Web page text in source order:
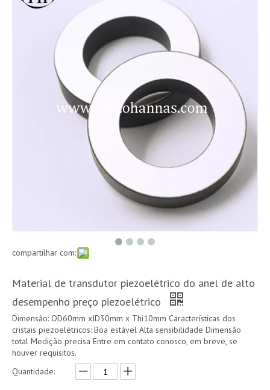
compartilhar com:
Material de transdutor piezoelétrico do anel de alto
desempenho preço piezoelétrico
Dimensão: OD60mm xID30mm x Thi10mm Características dos
cristais piezoelétricos: Boa estável Alta sensibilidade Dimensão
total Medição precisa Entre em contato conosco, em breve, se
houver requisitos.
Quantidade: